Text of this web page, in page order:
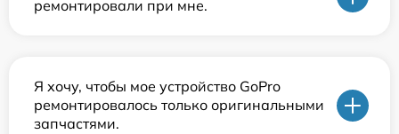
ремонтировали при мне.
Я хочу, чтобы мое устройство GoPro
ремонтировалось только оригинальными
запчастями.